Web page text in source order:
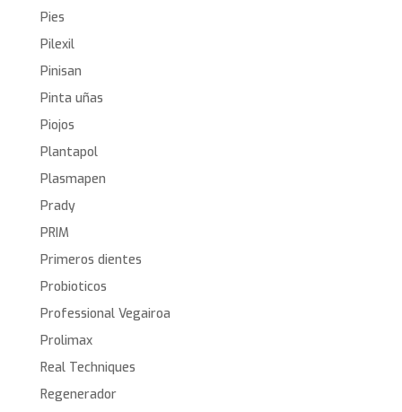
Pies
Pilexil
Pinisan
Pinta uñas
Piojos
Plantapol
Plasmapen
Prady
PRIM
Primeros dientes
Probioticos
Professional Vegairoa
Prolimax
Real Techniques
Regenerador